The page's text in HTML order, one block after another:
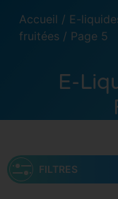
Accueil / E-
fruitées / Page 5
E-